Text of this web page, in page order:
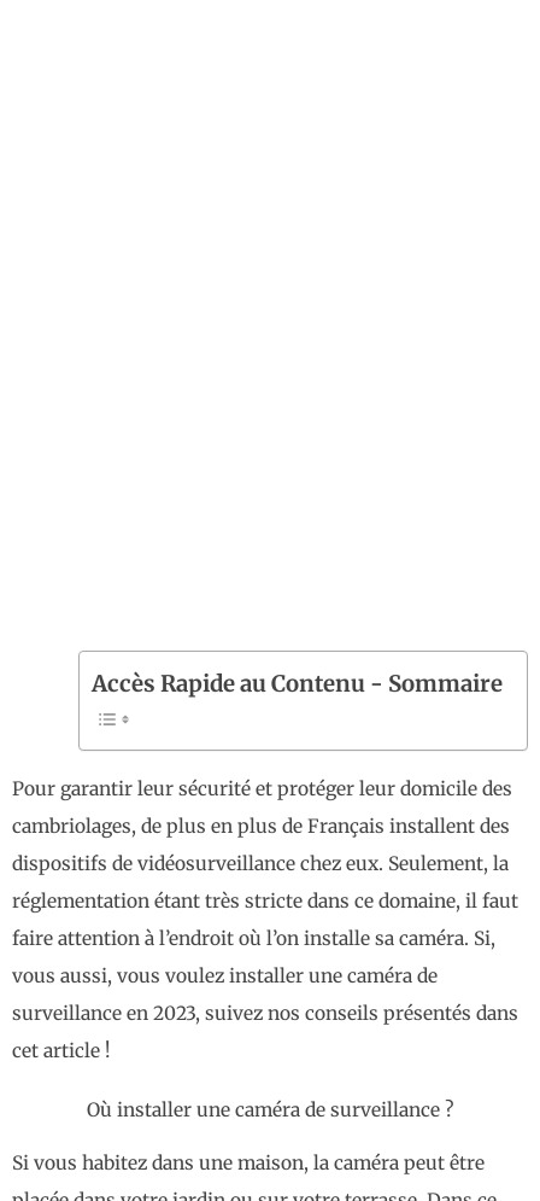
Accès Rapide au Contenu - Sommaire
Pour garantir leur sécurité et protéger leur domicile des
cambriolages, de plus en plus de Français installent des
dispositifs de vidéosurveillance chez eux. Seulement, la
réglementation étant très stricte dans ce domaine, il faut
faire attention à l’endroit où l’on installe sa caméra. Si,
vous aussi, vous voulez installer une caméra de
surveillance en 2023, suivez nos conseils présentés dans
cet article !
Où installer une caméra de surveillance ?
Si vous habitez dans une maison, la caméra peut être